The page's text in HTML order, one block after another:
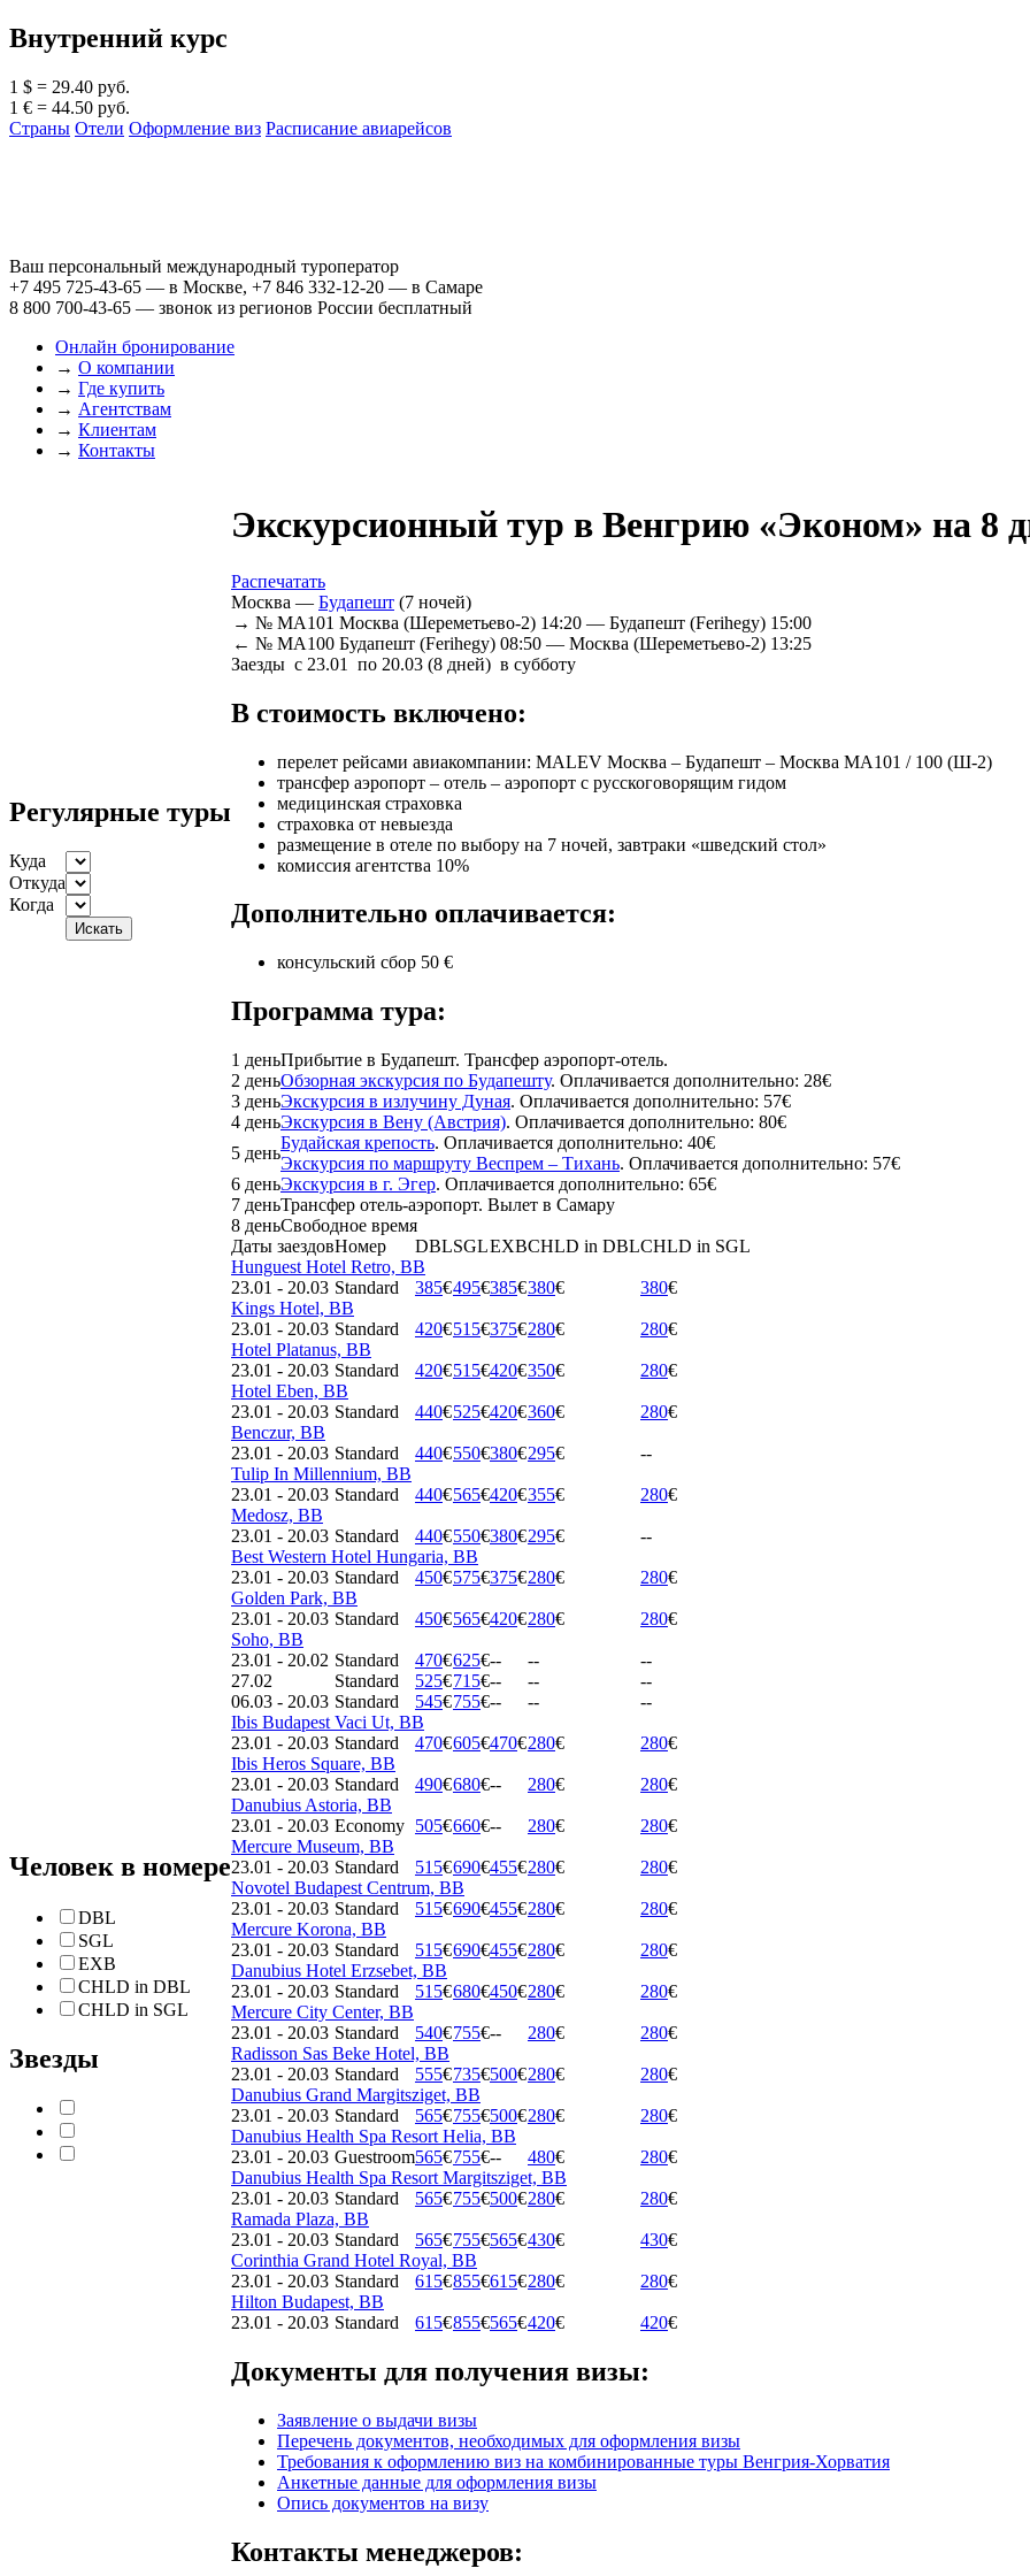
Внутренний курс
1 $ = 29.40 руб.
1 € = 44.50 руб.
Страны Отели Оформление виз Расписание авиарейсов
Ваш персональный международный туроператор
+7 495 725-43-65 — в Москве, +7 846 332-12-20 — в Самаре
8 800 700-43-65 — звонок из регионов России бесплатный
Онлайн бронирование
→ О компании
→ Где купить
→ Агентствам
→ Клиентам
→ Контакты
Регулярные туры
Куда
Откуда
Когда
Экскурсионный тур в Венгрию «Эконом» на 8
Распечатать
Москва — Будапешт (7 ночей)
→ № MA101 Москва (Шереметьево-2) 14:20 — Будапешт (Ferihegy) 15:00
← № MA100 Будапешт (Ferihegy) 08:50 — Москва (Шереметьево-2) 13:25
Заезды с 23.01 по 20.03 (8 дней) в субботу
В стоимость включено:
перелет рейсами авиакомпании: MALEV Москва – Будапешт – Москва MA101 / 100 (Ш-2)
трансфер аэропорт – отель – аэропорт с русскоговорящим гидом
медицинская страховка
страховка от невыезда
размещение в отеле по выбору на 7 ночей, завтраки «шведский стол»
комиссия агентства 10%
Дополнительно оплачивается:
консульский сбор 50 €
Программа тура:
1 деньПрибытие в Будапешт. Трансфер аэропорт-отель.
2 деньОбзорная экскурсия по Будапешту. Оплачивается дополнительно: 28€
3 деньЭкскурсия в излучину Дуная. Оплачивается дополнительно: 57€
4 деньЭкскурсия в Вену (Австрия). Оплачивается дополнительно: 80€
5 день
Будайская крепость. Оплачивается дополнительно: 40€
Экскурсия по маршруту Веспрем – Тихань. Оплачивается дополнительно: 57€
6 деньЭкскурсия в г. Эгер. Оплачивается дополнительно: 65€
7 деньТрансфер отель-аэропорт. Вылет в Самару
8 деньСвободное время
Человек в номере
DBL
SGL
EXB
CHLD in DBL
CHLD in SGL
Звезды
Даты заездовНомер DBLSGLEXBCHLD in DBLCHLD in SGL
Hunguest Hotel Retro, BB
23.01 - 20.03 Standard 385€495€385€380€ 380€
Kings Hotel, BB
23.01 - 20.03 Standard 420€515€375€280€ 280€
Hotel Platanus, BB
23.01 - 20.03 Standard 420€515€420€350€ 280€
Hotel Eben, BB
23.01 - 20.03 Standard 440€525€420€360€ 280€
Benczur, BB
23.01 - 20.03 Standard 440€550€380€295€
--
Tulip In Millennium, BB
23.01 - 20.03 Standard 440€565€420€355€ 280€
Medosz, BB
23.01 - 20.03 Standard 440€550€380€295€
--
Best Western Hotel Hungaria, BB
23.01 - 20.03 Standard 450€575€375€280€ 280€
Golden Park, BB
23.01 - 20.03 Standard 450€565€420€280€ 280€
Soho, BB
23.01 - 20.02 Standard 470€625€-- --
--
27.02
Standard 525€715€-- --
--
06.03 - 20.03 Standard 545€755€-- --
--
Ibis Budapest Vaci Ut, BB
23.01 - 20.03 Standard 470€605€470€280€ 280€
Ibis Heros Square, BB
23.01 - 20.03 Standard 490€680€-- 280€ 280€
Danubius Astoria, BB
23.01 - 20.03 Economy 505€660€-- 280€ 280€
Mercure Museum, BB
23.01 - 20.03 Standard 515€690€455€280€ 280€
Novotel Budapest Centrum, BB
23.01 - 20.03 Standard 515€690€455€280€ 280€
Mercure Korona, BB
23.01 - 20.03 Standard 515€690€455€280€ 280€
Danubius Hotel Erzsebet, BB
23.01 - 20.03 Standard 515€680€450€280€ 280€
Mercure City Center, BB
23.01 - 20.03 Standard 540€755€-- 280€ 280€
Radisson Sas Beke Hotel, BB
23.01 - 20.03 Standard 555€735€500€280€ 280€
Danubius Grand Margitsziget, BB
23.01 - 20.03 Standard 565€755€500€280€ 280€
Danubius Health Spa Resort Helia, BB
23.01 - 20.03 Guestroom565€755€-- 480€ 280€
Danubius Health Spa Resort Margitsziget, BB
23.01 - 20.03 Standard 565€755€500€280€ 280€
Ramada Plaza, BB
23.01 - 20.03 Standard 565€755€565€430€ 430€
Corinthia Grand Hotel Royal, BB
23.01 - 20.03 Standard 615€855€615€280€ 280€
Hilton Budapest, BB
23.01 - 20.03 Standard 615€855€565€420€ 420€
Документы для получения визы:
Заявление о выдачи визы
Перечень документов, необходимых для оформления визы
Требования к оформлению виз на комбинированные туры Венгрия-Хорватия
Анкетные данные для оформления визы
Опись документов на визу
Контакты менеджеров: